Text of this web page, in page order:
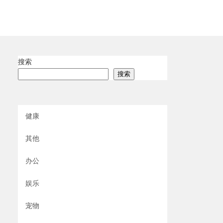
搜索
搜索
健康
其他
办公
娱乐
宠物